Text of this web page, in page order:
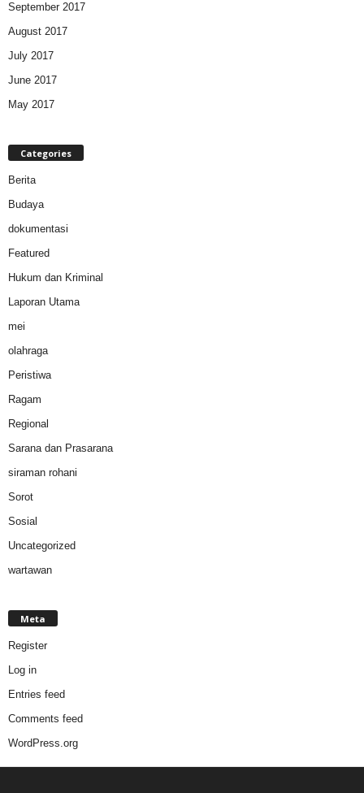
September 2017
August 2017
July 2017
June 2017
May 2017
Categories
Berita
Budaya
dokumentasi
Featured
Hukum dan Kriminal
Laporan Utama
mei
olahraga
Peristiwa
Ragam
Regional
Sarana dan Prasarana
siraman rohani
Sorot
Sosial
Uncategorized
wartawan
Meta
Register
Log in
Entries feed
Comments feed
WordPress.org